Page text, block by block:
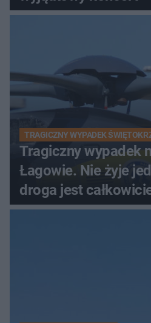
TRAGICZNY WYPADEK
Tragiczny wypadek
Łagowie. Nie żyje
droga jest